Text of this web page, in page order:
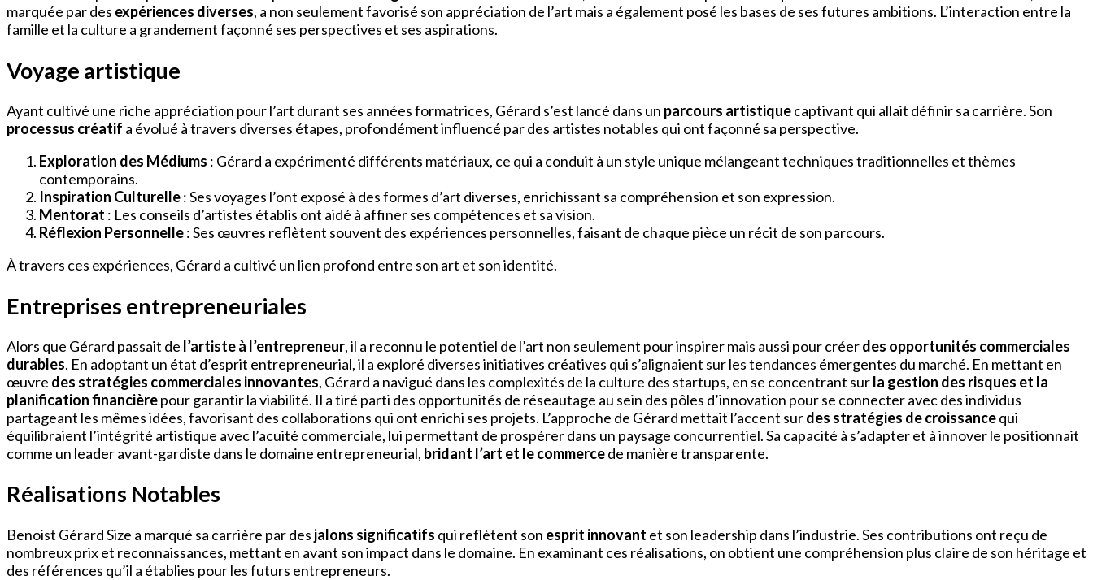
marquée par des expériences diverses, a non seulement favorisé son appréciation de l’art mais a également posé les bases de ses futures ambitions. L’interaction entre la
famille et la culture a grandement façonné ses perspectives et ses aspirations.
Voyage artistique
Ayant cultivé une riche appréciation pour l’art durant ses années formatrices, Gérard s’est lancé dans un parcours artistiquecaptivant qui allait définir sa carrière. Son
processus créatif a évolué à travers diverses étapes, profondément influencé par des artistes notables qui ont façonné sa perspective.
Exploration des Médiums : Gérard a expérimenté différents matériaux, ce qui a conduit à un style unique mélangeant techniques traditionnelles et thèmes
contemporains.
Inspiration Culturelle: Ses voyages l’ont exposé à des formes d’art diverses, enrichissant sa compréhension et son expression.
Mentorat : Les conseils d’artistes établis ont aidé à affiner ses compétences et sa vision.
Réflexion Personnelle: Ses œuvres reflètent souvent des expériences personnelles, faisant de chaque pièce un récit de son parcours.
À travers ces expériences, Gérard a cultivé un lien profond entre son art et son identité.
Entreprises entrepreneuriales
Alors que Gérard passait de l’artiste à l’entrepreneur, il a reconnu le potentiel de l’art non seulement pour inspirer mais aussi pour créerdes opportunités commerciales
durables. En adoptant un état d’esprit entrepreneurial, il a exploré diverses initiatives créatives qui s’alignaient sur les tendances émergentes du marché. En mettant en
œuvre des stratégies commerciales innovantes, Gérard a navigué dans les complexités de la culture des startups, en se concentrant surla gestion des risques et la
planification financièrepour garantir la viabilité. Il a tiré parti des opportunités de réseautage au sein des pôles d’innovation pour se connecter avec des individus
partageant les mêmes idées, favorisant des collaborations qui ont enrichi ses projets. L’approche de Gérard mettait l’accent surdes stratégies de croissancequi
équilibraient l’intégrité artistique avec l’acuité commerciale, lui permettant de prospérer dans un paysage concurrentiel. Sa capacité à s’adapter et à innover le positionnait
comme un leader avant-gardiste dans le domaine entrepreneurial, bridant l’art et le commercede manière transparente.
Réalisations Notables
Benoist Gérard Size a marqué sa carrière par des jalons significatifs qui reflètent son esprit innovant et son leadership dans l’industrie. Ses contributions ont reçu de
nombreux prix et reconnaissances, mettant en avant son impact dans le domaine. En examinant ces réalisations, on obtient une compréhension plus claire de son héritage et
des références qu’il a établies pour les futurs entrepreneurs.